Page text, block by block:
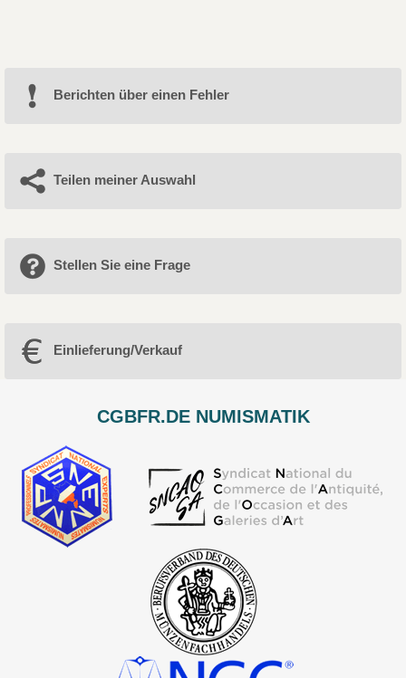
Berichten über einen Fehler
Teilen meiner Auswahl
Stellen Sie eine Frage
Einlieferung/Verkauf
CGBFR.DE NUMISMATIK